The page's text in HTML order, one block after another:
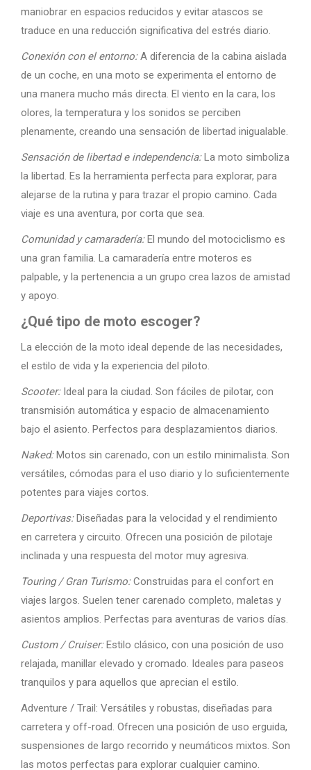
maniobrar en espacios reducidos y evitar atascos se
traduce en una reducción significativa del estrés diario.
Conexión con el entorno:A diferencia de la cabina aislada
de un coche, en una moto se experimenta el entorno de
una manera mucho más directa. El viento en la cara, los
olores, la temperatura y los sonidos se perciben
plenamente, creando una sensación de libertad inigualable.
Sensación de libertad e independencia:La moto simboliza
la libertad. Es la herramienta perfecta para explorar, para
alejarse de la rutina y para trazar el propio camino. Cada
viaje es una aventura, por corta que sea.
Comunidad y camaradería:El mundo del motociclismo es
una gran familia. La camaradería entre moteros es
palpable, y la pertenencia a un grupo crea lazos de amistad
y apoyo.
¿Qué tipo de moto escoger?
La elección de la moto ideal depende de las necesidades,
el estilo de vida y la experiencia del piloto.
Scooter:Ideal para la ciudad. Son fáciles de pilotar, con
transmisión automática y espacio de almacenamiento
bajo el asiento. Perfectos para desplazamientos diarios.
Naked:Motos sin carenado, con un estilo minimalista. Son
versátiles, cómodas para el uso diario y lo suficientemente
potentes para viajes cortos.
Deportivas:Diseñadas para la velocidad y el rendimiento
en carretera y circuito. Ofrecen una posición de pilotaje
inclinada y una respuesta del motor muy agresiva.
Touring / Gran Turismo:Construidas para el confort en
viajes largos. Suelen tener carenado completo, maletas y
asientos amplios. Perfectas para aventuras de varios días.
Custom / Cruiser:Estilo clásico, con una posición de uso
relajada, manillar elevado y cromado. Ideales para paseos
tranquilos y para aquellos que aprecian el estilo.
Adventure / Trail: Versátiles y robustas, diseñadas para
carretera y off-road. Ofrecen una posición de uso erguida,
suspensiones de largo recorrido y neumáticos mixtos. Son
las motos perfectas para explorar cualquier camino.